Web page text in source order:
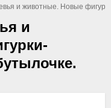
и животные. Новые
и